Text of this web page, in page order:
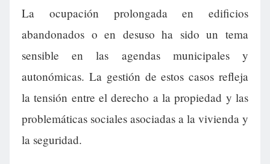
La ocupación prolongada en edificios
abandonados o en desuso ha sido un tema
sensible en las agendas municipales y
autonómicas. La gestión de estos casos refleja
la tensión entre el derecho a la propiedad y las
problemáticas sociales asociadas a la vivienda y
la seguridad.